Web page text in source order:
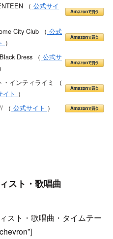
（ 公式サイ
City Club （ 公式
）
Dress （ 公式サ
）
・インティライミ （
イト ）
（ 公式サイト ）
スト・歌唱曲
スト・歌唱曲・タイムテー